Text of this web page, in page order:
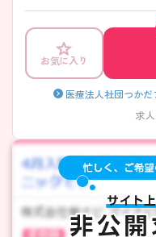
休2日制で残業も少ないため
境です。ご興味をお持ちの方
せください！
お気に入り
医療法人社団つか
求